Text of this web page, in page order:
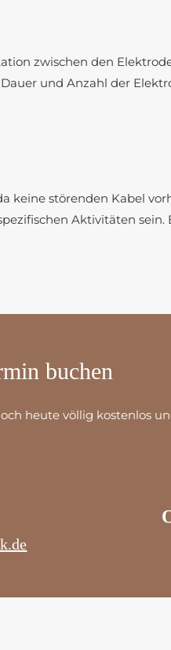
zwischen den
und Anzahl der
keine störenden Kabel
Aktivitäten
buchen
heute völlig kostenlos